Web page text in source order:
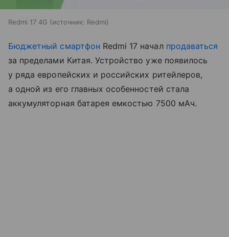
Redmi 17 4G источник: Redmi
Бюджетный смартфон Redmi 17 начал продаваться
за пределами Китая. Устройство уже появилось
у ряда европейских и российских ритейлеров,
а одной из его главных особенностей стала
аккумуляторная батарея емкостью 7500 мАч.